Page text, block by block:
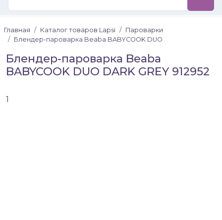
Главная Каталог товаров Lapsi
Пароварки
Блендер-пароварка Beaba BABYCOOK DUO
Блендер-пароварка Beaba
BABYCOOK DUO DARK GREY 912952
1